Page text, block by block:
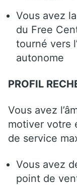
Vous avez
du Free
tourné vers
autonome
PROFIL
Vous avez
motiver votre
de service
Vous avez
point de